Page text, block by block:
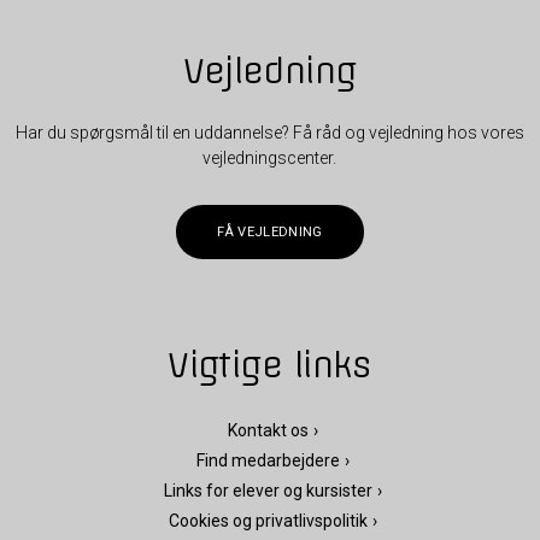
Vejledning
Har du spørgsmål til en uddannelse? Få råd og vejledning hos vores
vejledningscenter.
FÅ VEJLEDNING
Vigtige links
Kontakt os
Find medarbejdere
Links for elever og kursister
Cookies og privatlivspolitik